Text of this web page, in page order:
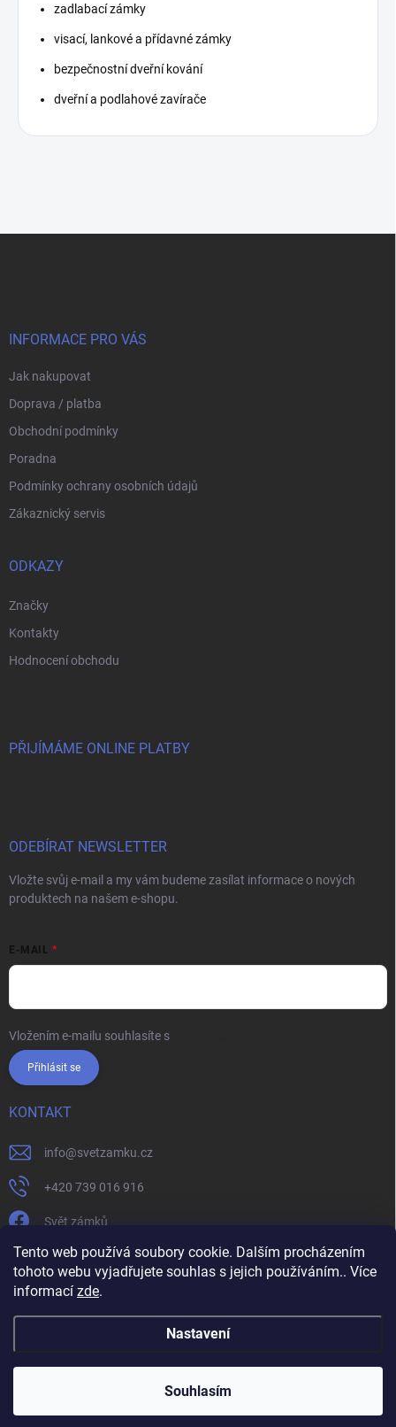
Tento web používá soubory cookie. Dalším procházením
tohoto webu vyjadřujete souhlas s jejich používáním.. Více
informací zde.
Nastavení
Souhlasím
zadlabací zámky
visací, lankové a přídavné zámky
bezpečnostní dveřní kování
dveřní a podlahové zavírače
INFORMACE PRO VÁS
Jak nakupovat
Doprava / platba
Obchodní podmínky
Poradna
Podmínky ochrany osobních údajů
Zákaznický servis
ODKAZY
Značky
Kontakty
Hodnocení obchodu
PŘIJÍMÁME ONLINE PLATBY
ODEBÍRAT NEWSLETTER
Vložte svůj e-mail a my vám budeme zasílat informace o nových
produktech na našem e-shopu.
E-MAIL
Vložením e-mailu souhlasíte s
Přihlásit se
KONTAKT
info@svetzamku.cz
+420 739 016 916
Svět zámků
svetzamku.cz
Jak nakupovat
Podmínky ochrany osobních údajů
Svět zámků. Všechna práva vyhrazena.